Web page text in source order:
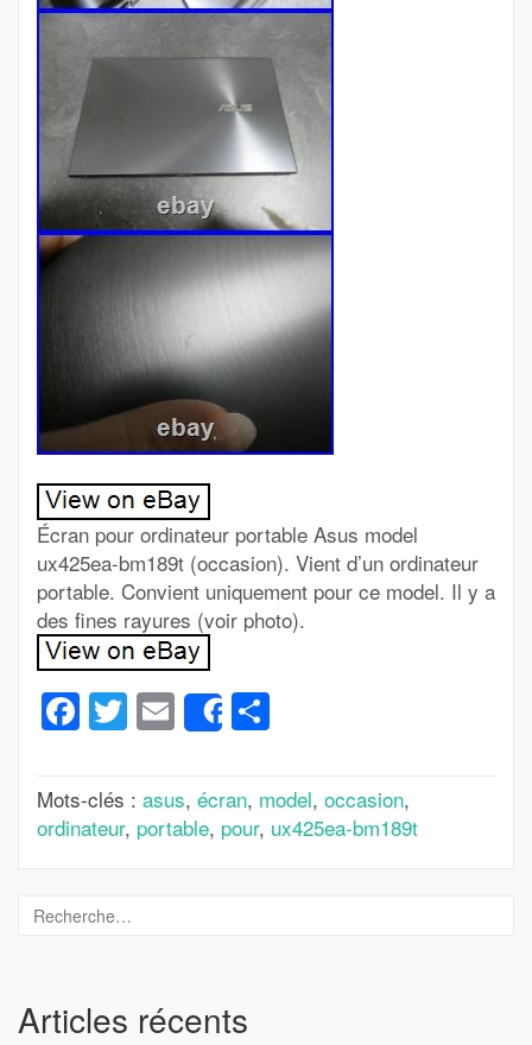
Écran pour ordinateur portable Asus model
ux425ea-bm189t (occasion). Vient d’un ordinateur
portable. Convient uniquement pour ce model. Il y a
des fines rayures (voir photo).
Facebook
Twitter
Email
Share
Mots-clés : asus, écran, model, occasion,
ordinateur, portable, pour, ux425ea-bm189t
Articles récents